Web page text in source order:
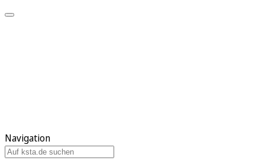
Navigation